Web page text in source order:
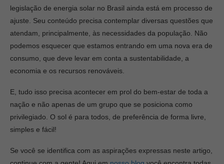
legislação de energia solar no Brasil ainda está em processo de
ajuste. Seu conteúdo precisa contemplar diversas questões que
atendam, principalmente, às necessidades da população. Não
podemos esquecer que estamos entrando em uma nova era de
consumo, que deve levar em conta a sustentabilidade, a
economia e os recursos renováveis.
E, tudo isso precisa acontecer em prol do bem-estar de toda a
nação e não apenas de um grupo que se posiciona como
privilegiado. O sol é para todos, de preferência de forma livre,
simples e fácil!
Se você se identifica com as aspirações expressas neste artigo,